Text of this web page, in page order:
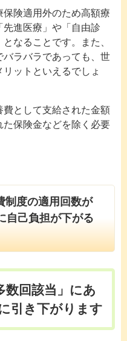
険適用外のため高額療
進医療」や「自由診
なることです。また、
ラバラであっても、世
ットといえるでしょ
として支給された金額
保険金などを除く必要
制度の適用回数が
自己負担が下がる
数回該当」にあ
引き下がります